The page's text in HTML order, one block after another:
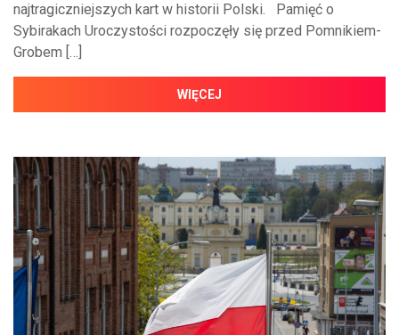
najtragiczniejszych kart w historii Polski. Pamięć o
Sybirakach Uroczystości rozpoczęły się przed Pomnikiem-
Grobem […]
WIĘCEJ